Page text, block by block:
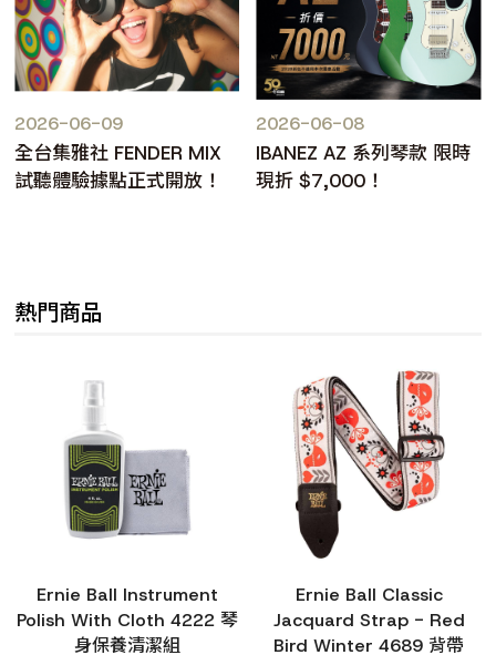
2026-06-09
全台集雅社 FENDER MIX
試聽體驗據點正式開放！
2026-06-08
IBANEZ AZ 系列琴款 限時
現折 $7,000！
熱門商品
Ernie Ball Instrument
Polish With Cloth 4222 琴
身保養清潔組
Ernie Ball Classic
Jacquard Strap - Red
Bird Winter 4689 背帶